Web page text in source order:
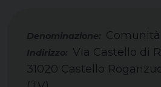
Indirizzo: Via Castello di
31020 Castello